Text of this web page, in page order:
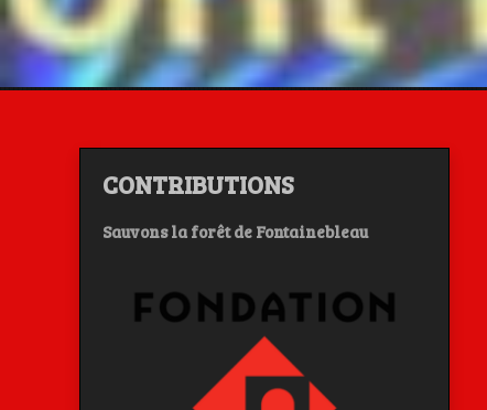
CONTRIBUTIONS
Sauvons la forêt de Fontainebleau